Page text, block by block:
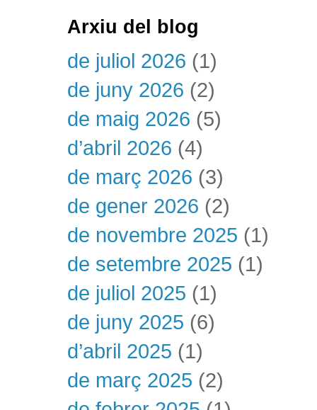
Arxiu del blog
de juliol 2026 (1)
de juny 2026 (2)
de maig 2026 (5)
d’abril 2026 (4)
de març 2026 (3)
de gener 2026 (2)
de novembre 2025 (1)
de setembre 2025 (1)
de juliol 2025 (1)
de juny 2025 (6)
d’abril 2025 (1)
de març 2025 (2)